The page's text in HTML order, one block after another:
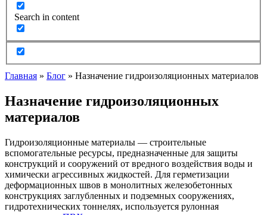
Search in content
Главная » Блог » Назначение гидроизоляционных материалов
Назначение гидроизоляционных
материалов
Гидроизоляционные материалы — строительные
вспомогательные ресурсы, предназначенные для защиты
конструкций и сооружений от вредного воздействия воды и
химически агрессивных жидкостей. Для герметизации
деформационных швов в монолитных железобетонных
конструкциях заглубленных и подземных сооружениях,
гидротехнических тоннелях, используется рулонная